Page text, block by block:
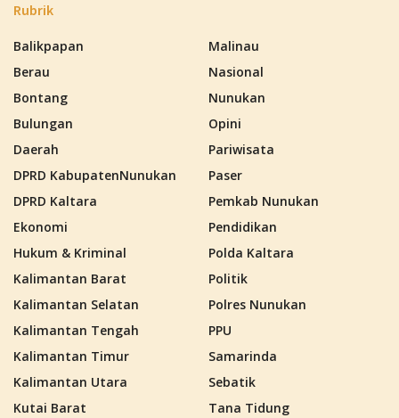
Rubrik
Balikpapan
Berau
Bontang
Bulungan
Daerah
DPRD KabupatenNunukan
DPRD Kaltara
Ekonomi
Hukum & Kriminal
Kalimantan Barat
Kalimantan Selatan
Kalimantan Tengah
Kalimantan Timur
Kalimantan Utara
Kutai Barat
Malinau
Nasional
Nunukan
Opini
Pariwisata
Paser
Pemkab Nunukan
Pendidikan
Polda Kaltara
Politik
Polres Nunukan
PPU
Samarinda
Sebatik
Tana Tidung